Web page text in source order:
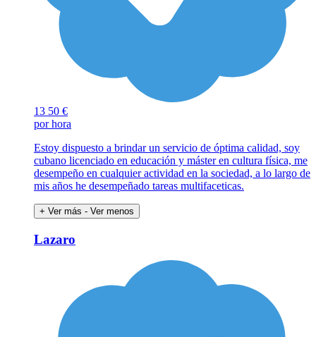
13 50 €
por hora
Estoy dispuesto a brindar un servicio de óptima calidad, soy
cubano licenciado en educación y máster en cultura física, me
desempeño en cualquier actividad en la sociedad, a lo largo de
mis años he desempeñado tareas multifaceticas.
+ Ver más - Ver menos
Lazaro